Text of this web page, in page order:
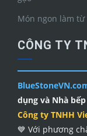
Món ngon làm từ
CÔNG TY
dụng và Nhà
Công ty TNHH
💙 Với phương